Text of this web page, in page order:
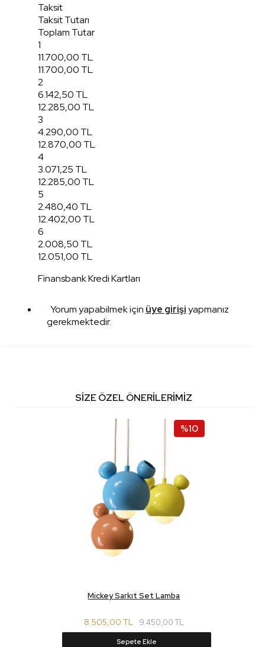
Taksit
Taksit Tutarı
Toplam Tutar
1
11.700,00 TL
11.700,00 TL
2
6.142,50 TL
12.285,00 TL
3
4.290,00 TL
12.870,00 TL
4
3.071,25 TL
12.285,00 TL
5
2.480,40 TL
12.402,00 TL
6
2.008,50 TL
12.051,00 TL
Finansbank Kredi Kartları
Yorum yapabilmek için üye girişiyapmanız
gerekmektedir.
SIZE ÖZEL ÖNERILERIMIZ
Mickey Sarkıt Set Lamba
8.505,00 TL 9.450,00 TL
Sepete Ekle
%10